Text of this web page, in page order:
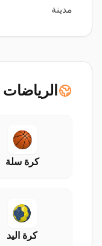
مدينة
الرياضات
كرة سلة
كرة اليد